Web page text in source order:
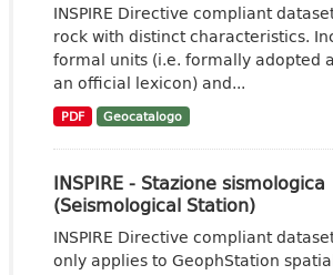
INSPIRE Directive compliant
rock with distinct characteristics.
formal units (i.e. formally adopted
an official lexicon) and...
PDF Geocatalogo
INSPIRE - Stazione sismologica
(Seismological Station)
INSPIRE Directive compliant
only applies to GeophStation